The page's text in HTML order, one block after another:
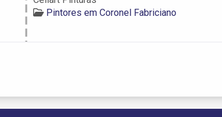
Pintores em Coronel Fabriciano